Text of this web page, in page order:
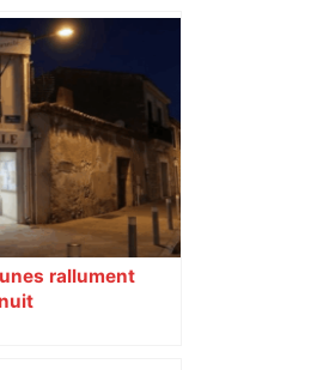
un chauffeur
15 mètres de
; ce
est contrôlé
le sang. –
rallument